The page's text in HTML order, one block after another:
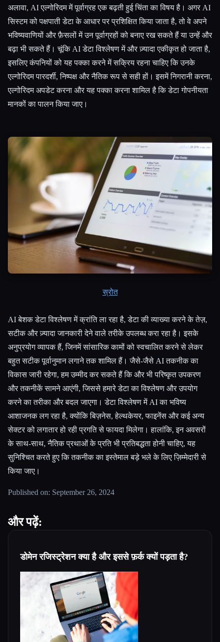
अलावा, AI एल्गोरिदम में पूर्वाग्रह एक बढ़ती हुई चिंता का विषय है। अगर AI
सिस्टम को पक्षपाती डेटा के आधार पर प्रशिक्षित किया जाता है, तो वे अपने
भविष्यवाणियों और फ़ैसलों में उन पूर्वाग्रहों को बनाए रख सकते हैं या उन्हें और
बढ़ा भी सकते हैं। चूंकि AI डेटा विश्लेषण में और ज़्यादा एकीकृत हो जाता है,
इसलिए कंपनियों को यह पक्का करने में सक्रिय रहना चाहिए कि उनके
एल्गोरिदम पारदर्शी, निष्पक्ष और नैतिक रूप से सही हों। इसमें निगरानी करना,
एल्गोरिदम अपडेट करना और यह पक्का करना शामिल है कि डेटा गोपनीयता
मानकों का पालन किया जाए।
स्रोत
AI बेशक डेटा विश्लेषण में क्रांति ला रहा है, डेटा की व्याख्या करने के तेज़,
सटीक और ज़्यादा जानकारी देने वाले तरीके उपलब्ध करा रहा है। इसके
अनुप्रयोग व्यापक हैं, जिनमें सांसारिक कामों को स्वचालित करने से लेकर
बहुत सटीक पूर्वानुमान लगाने तक शामिल हैं। जैसे-जैसे AI तकनीक का
विकास जारी रहेगा, हम उम्मीद कर सकते हैं कि और भी परिष्कृत उपकरण
और तकनीकें सामने आएंगी, जिससे हमारे डेटा का विश्लेषण और उपयोग
करने का तरीका और बदल जाएगा। डेटा विश्लेषण में AI का भविष्य
आशाजनक लग रहा है, क्योंकि बिज़नेस, हेल्थकेयर, फाइनेंस और कई अन्य
सेक्टर को लगातार हो रही प्रगति से फायदा मिलेगा। हालांकि, इन अवसरों
के साथ-साथ, नैतिक प्रथाओं के प्रति भी प्रतिबद्धता होनी चाहिए, यह
सुनिश्चित करते हुए कि तकनीक का इस्तेमाल बड़े भले के लिए ज़िम्मेदारी से
किया जाए।
Published on: September 26, 2024
और पढ़ें:
डोमेन रजिस्ट्रेशन क्या है और इससे फ़र्क क्यों पड़ता है?